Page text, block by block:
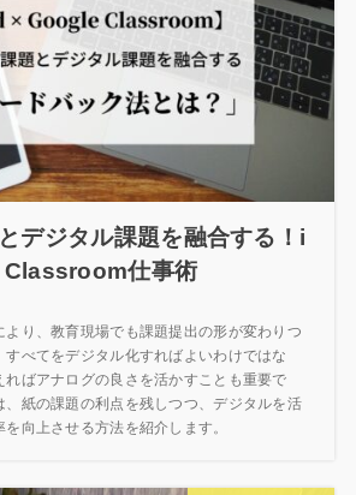
デジタル課題を融合する！i
仕事術
より、教育現場でも課題提出の形が変わりつ
すべてをデジタル化すればよいわけではな
ればアナログの良さを活かすことも重要で
、紙の課題の利点を残しつつ、デジタルを活
向上させる方法を紹介します。